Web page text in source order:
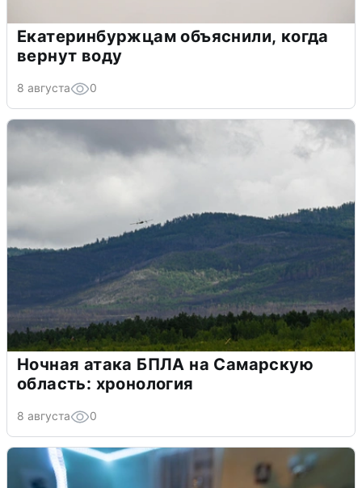
Екатеринбуржцам объяснили, когда
вернут воду
8 августа 0
Ночная атака БПЛА на Самарскую
область: хронология
8 августа 0